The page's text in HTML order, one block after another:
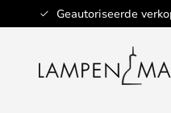
Geautoriseerde
Ga
naar
inhoud